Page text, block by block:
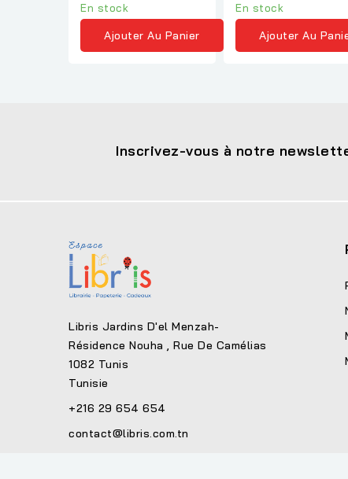
En stock
Ajouter Au Panier
En stock
Ajouter Au
Inscrivez-vous à notre
Libris Jardins D'el Menzah-
Résidence Nouha , Rue De Camélias
1082 Tunis
Tunisie
+216 29 654 654
contact@libris.com.tn